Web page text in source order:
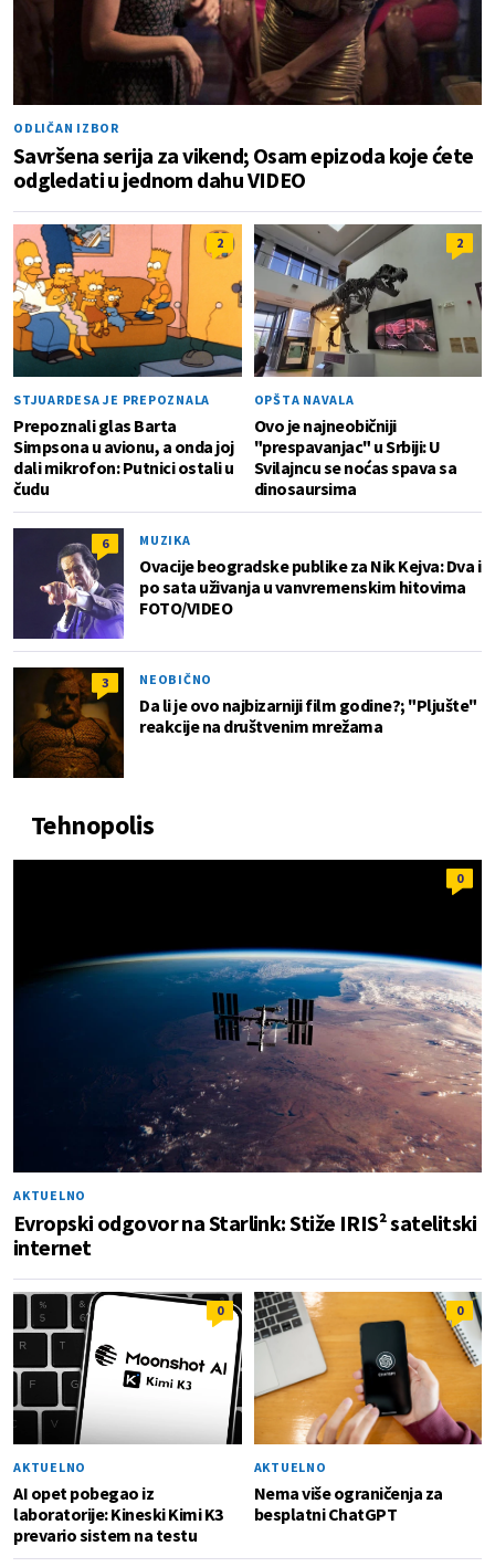
ODLIČAN IZBOR
Savršena serija za vikend; Osam epizoda koje ćete
odgledati u jednom dahu VIDEO
2
STJUARDESA JE PREPOZNALA
Prepoznali glas Barta
Simpsona u avionu, a onda joj
dali mikrofon: Putnici ostali u
čudu
2
OPŠTA NAVALA
Ovo je najneobičniji
"prespavanjac" u Srbiji: U
Svilajncu se noćas spava sa
dinosaursima
6 MUZIKA
Ovacije beogradske publike za Nik Kejva: Dva i
po sata uživanja u vanvremenskim hitovima
FOTO/VIDEO
3 NEOBIČNO
Da li je ovo najbizarniji film godine?; "Pljušte"
reakcije na društvenim mrežama
Tehnopolis
0
AKTUELNO
Evropski odgovor na Starlink: Stiže IRIS² satelitski
internet
0
AKTUELNO
AI opet pobegao iz
laboratorije: Kineski Kimi K3
prevario sistem na testu
0
AKTUELNO
Nema više ograničenja za
besplatni ChatGPT